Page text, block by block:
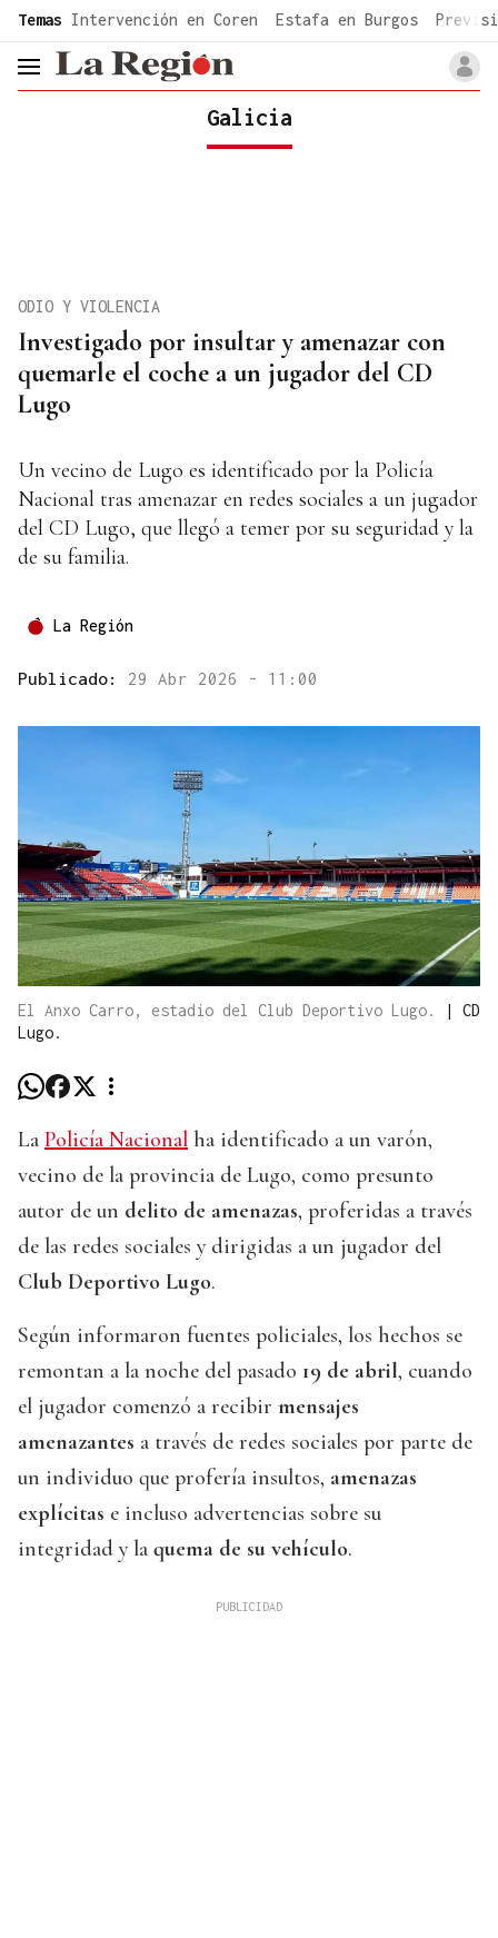
common.go-to-content
Temas Intervención en Coren Estafa en Burgos
header.menu.open
Galicia
Investigado por insultar y amenazar con
quemarle el coche a un jugador del CD
Lugo
ODIO Y VIOLENCIA
Un vecino de Lugo es identificado por la Policía
Nacional tras amenazar en redes sociales a un jugador
del CD Lugo, que llegó a temer por su seguridad y la
de su familia.
La Región
Publicado: 29 Abr 2026 - 11:00
El Anxo Carro, estadio del Club Deportivo Lugo. | CD
Lugo.
La Policía Nacional ha identificado a un varón,
vecino de la provincia de Lugo, como presunto
autor de un delito de amenazas, proferidas a través
de las redes sociales y dirigidas a un jugador del
Club Deportivo Lugo.
Según informaron fuentes policiales, los hechos se
remontan a la noche del pasado 19 de abril, cuando
el jugador comenzó a recibir mensajes
amenazantes a través de redes sociales por parte de
un individuo que profería insultos, amenazas
explícitas e incluso advertencias sobre su
integridad y la quema de su vehículo.